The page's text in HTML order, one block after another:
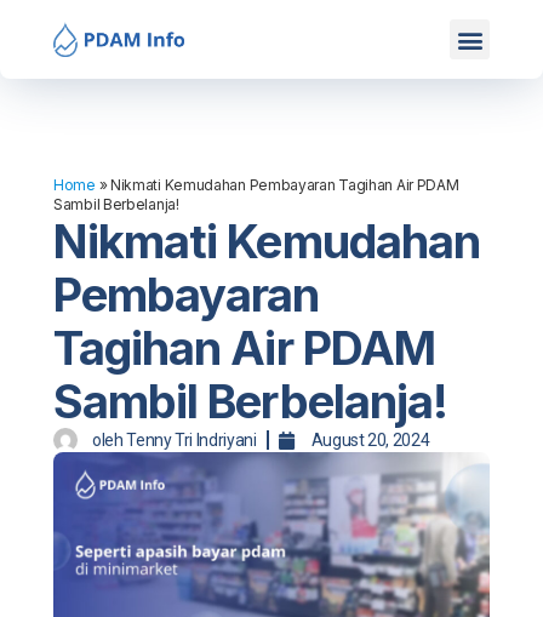
Home » Nikmati Kemudahan Pembayaran Tagihan Air PDAM
Sambil Berbelanja!
Nikmati Kemudahan
Pembayaran
Tagihan Air PDAM
Sambil Berbelanja!
olehTenny Tri Indriyani August 20, 2024